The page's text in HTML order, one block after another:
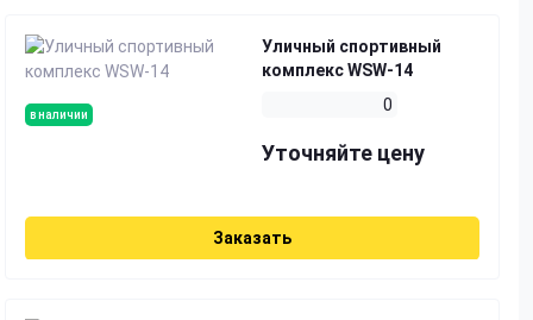
в наличии
Уличный спортивный
комплекс WSW-14
0
Уточняйте цену
Заказать